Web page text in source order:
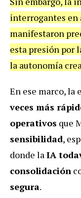
interrogantes en
manifestaron
esta presión por
la autonomía
En ese marco, la
veces más
operativos que
sensibilidad,
donde laIA
consolidación
segura.